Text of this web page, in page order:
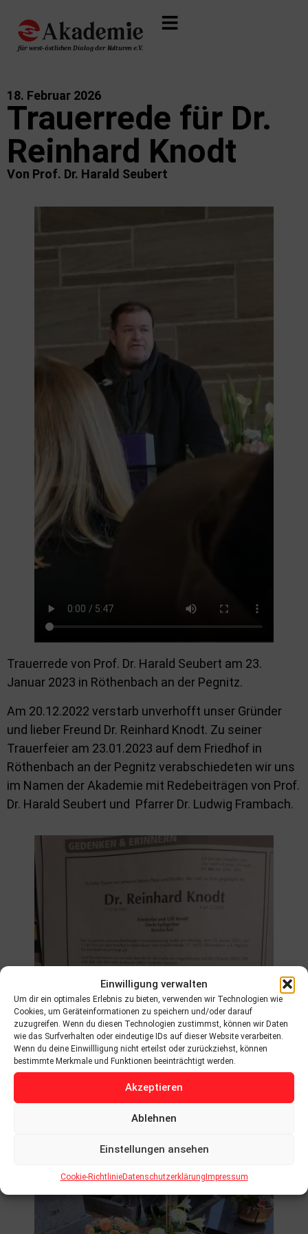
Einwilligung verwalten
Um dir ein optimales Erlebnis zu bieten, verwenden wir Technologien wie
Cookies, um Geräteinformationen zu speichern und/oder darauf
zuzugreifen. Wenn du diesen Technologien zustimmst, können wir Daten
wie das Surfverhalten oder eindeutige IDs auf dieser Website verarbeiten.
Wenn du deine Einwillligung nicht erteilst oder zurückziehst, können
bestimmte Merkmale und Funktionen beeinträchtigt werden.
Akzeptieren
Ablehnen
Einstellungen ansehen
Cookie-RichtlinieDatenschutzerklärungImpressum
18. Februar 2026
Trauerrede für Dr.
Reinhard Knodt
Von Prof. Dr. Harald Seubert
Trauerrede von Prof. Dr. Harald Seubert am 23.
Januar 2023 in Röthenbach an der Pegnitz.
Am 20.12.2022 verstarb unverhofft unser Gründer
und lieber Freund Dr. Reinhard Knodt. Zu seiner
Trauerfeier am 23.01.2023 auf dem Friedhof in
Röthenbach an der Pegnitz verabschiedeten wir uns
im Namen der Akademie mit Redebeiträgen von Prof.
Dr. Harald Seubert und Pfarrer Dr. Ludwig Frambach.